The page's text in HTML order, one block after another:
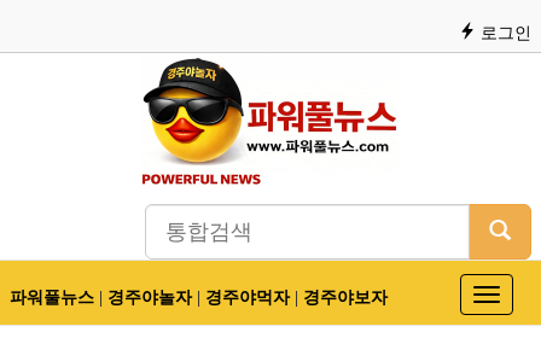
로그인
파워풀뉴스 경주야놀자| 경주야먹자| 경주야보자
Toggle